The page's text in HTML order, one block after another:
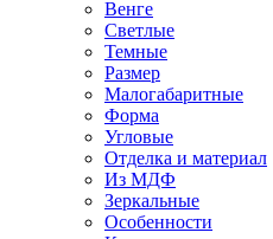
Венге
Светлые
Темные
Размер
Малогабаритные
Форма
Угловые
Отделка и материал
Из МДФ
Зеркальные
Особенности